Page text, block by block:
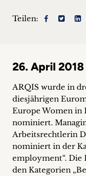
+
Events
+
Karriere
+
Blog
Teilen:
26. April 2018
ARQIS wurde in
diesjährigen
Europe Women in
nominiert.
Arbeitsrechtlerin
nominiert in der
employment“. Die
den Kategorien